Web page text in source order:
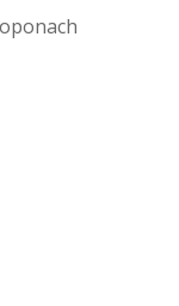
oponach